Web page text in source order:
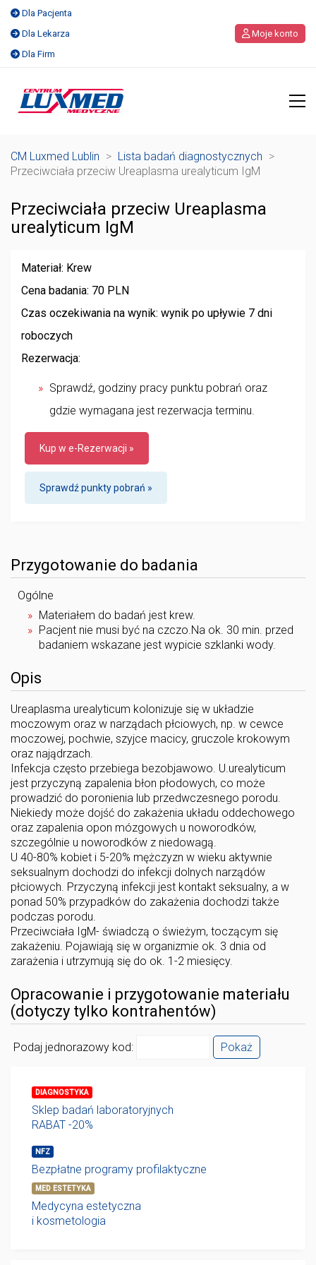
Dla Pacjenta
Dla Lekarza
Dla Firm
Moje konto
CM Luxmed Lublin > Lista badań diagnostycznych >
Przeciwciała przeciw Ureaplasma urealyticum IgM
Przeciwciała przeciw Ureaplasma
urealyticum IgM
Materiał: Krew
Cena badania: 70 PLN
Czas oczekiwania na wynik: wynik po upływie 7 dni
roboczych
Rezerwacja:
Sprawdź, godziny pracy punktu pobrań oraz
gdzie wymagana jest rezerwacja terminu.
Kup w e-Rezerwacji »
Sprawdź punkty pobrań »
Przygotowanie do badania
Ogólne
Materiałem do badań jest krew.
Pacjent nie musi być na czczo.Na ok. 30 min. przed
badaniem wskazane jest wypicie szklanki wody.
Opis
Ureaplasma urealyticum kolonizuje się w układzie
moczowym oraz w narządach płciowych, np. w cewce
moczowej, pochwie, szyjce macicy, gruczole krokowym
oraz najądrzach.
Infekcja często przebiega bezobjawowo. U.urealyticum
jest przyczyną zapalenia błon płodowych, co może
prowadzić do poronienia lub przedwczesnego porodu.
Niekiedy może dojść do zakażenia układu oddechowego
oraz zapalenia opon mózgowych u noworodków,
szczególnie u noworodków z niedowagą.
U 40-80% kobiet i 5-20% mężczyzn w wieku aktywnie
seksualnym dochodzi do infekcji dolnych narządów
płciowych. Przyczyną infekcji jest kontakt seksualny, a w
ponad 50% przypadków do zakażenia dochodzi także
podczas porodu.
Przeciwciała IgM- świadczą o świeżym, toczącym się
zakażeniu. Pojawiają się w organizmie ok. 3 dnia od
zarażenia i utrzymują się do ok. 1-2 miesięcy.
Opracowanie i przygotowanie materiału
(dotyczy tylko kontrahentów)
Podaj jednorazowy kod: Pokaż
DIAGNOSTYKA
Sklep badań laboratoryjnych
RABAT -20%
NFZ
Bezpłatne programy profilaktyczne
MED ESTETYKA
Medycyna estetyczna
i kosmetologia